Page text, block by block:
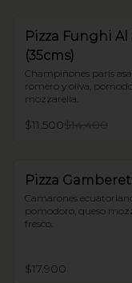
Pizza Funghi
(35cms)
Champiñones parís
romero y oliva,
mozzarella.
$11.500$14.400
Pizza
Camarones
pomodoro, queso
fresco.
$17.900